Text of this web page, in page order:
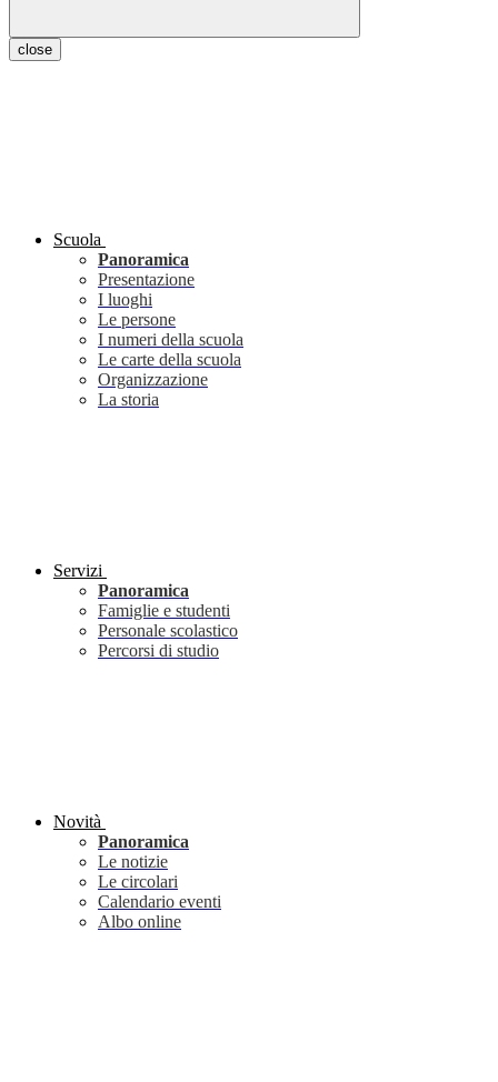
close
Scuola
Panoramica
Presentazione
I luoghi
Le persone
I numeri della scuola
Le carte della scuola
Organizzazione
La storia
Servizi
Panoramica
Famiglie e studenti
Personale scolastico
Percorsi di studio
Novità
Panoramica
Le notizie
Le circolari
Calendario eventi
Albo online